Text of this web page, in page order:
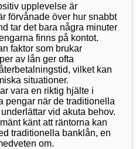
upplevelse är
förvånade över hur snabbt
tar det bara några minuter
finns på kontot.
faktor som brukar
av lån ger ofta
vilket kan
situationer.
vara en riktig hjälte i
pengar när de traditionella
vid akuta behov.
känt att räntorna kan
traditionella banklån, en
om.